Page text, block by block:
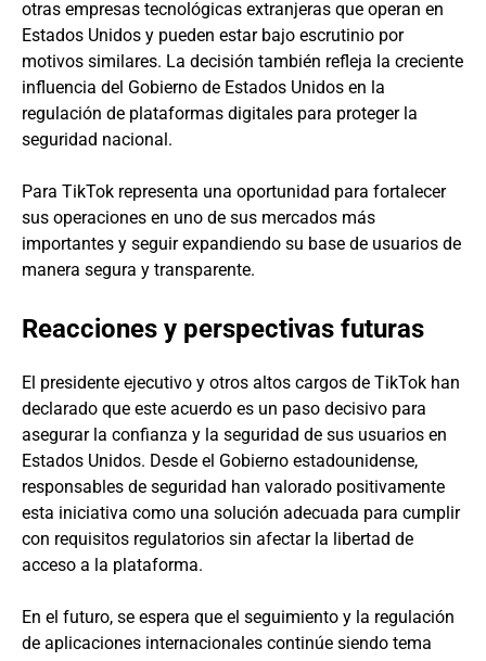
otras empresas tecnológicas extranjeras que operan en
Estados Unidos y pueden estar bajo escrutinio por
motivos similares. La decisión también refleja la creciente
influencia del Gobierno de Estados Unidos en la
regulación de plataformas digitales para proteger la
seguridad nacional.
Para TikTok representa una oportunidad para fortalecer
sus operaciones en uno de sus mercados más
importantes y seguir expandiendo su base de usuarios de
manera segura y transparente.
Reacciones y perspectivas futuras
El presidente ejecutivo y otros altos cargos de TikTok han
declarado que este acuerdo es un paso decisivo para
asegurar la confianza y la seguridad de sus usuarios en
Estados Unidos. Desde el Gobierno estadounidense,
responsables de seguridad han valorado positivamente
esta iniciativa como una solución adecuada para cumplir
con requisitos regulatorios sin afectar la libertad de
acceso a la plataforma.
En el futuro, se espera que el seguimiento y la regulación
de aplicaciones internacionales continúe siendo tema